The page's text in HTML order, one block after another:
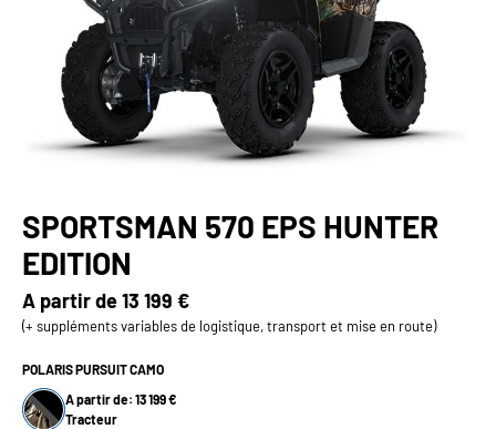
SPORTSMAN 570 EPS HUNTER
EDITION
A partir de13 199 €
(+ suppléments variables de logistique, transport et mise en route)
POLARIS PURSUIT CAMO
A partir de: 13 199 €
Tracteur